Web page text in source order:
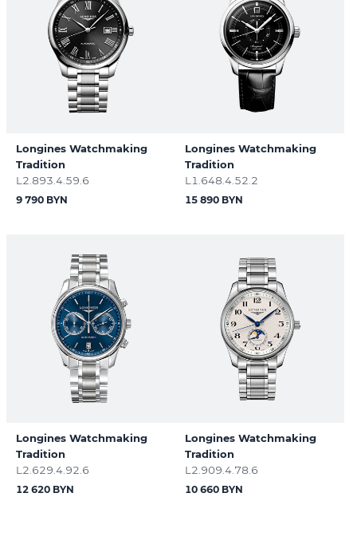
Longines Watchmaking
Tradition
L2.893.4.59.6
9 790 BYN
Longines Watchmaking
Tradition
L1.648.4.52.2
15 890 BYN
Longines Watchmaking
Tradition
L2.629.4.92.6
12 620 BYN
Longines Watchmaking
Tradition
L2.909.4.78.6
10 660 BYN